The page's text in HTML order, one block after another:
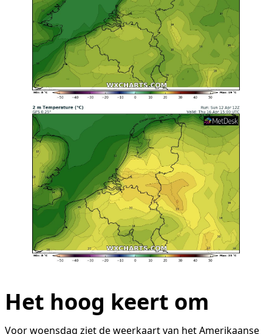
Het hoog keert om
Voor woensdag ziet de weerkaart van het Amerikaanse